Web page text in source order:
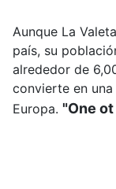
Aunque La
país, su
alrededor de
convierte en
Europa. "One